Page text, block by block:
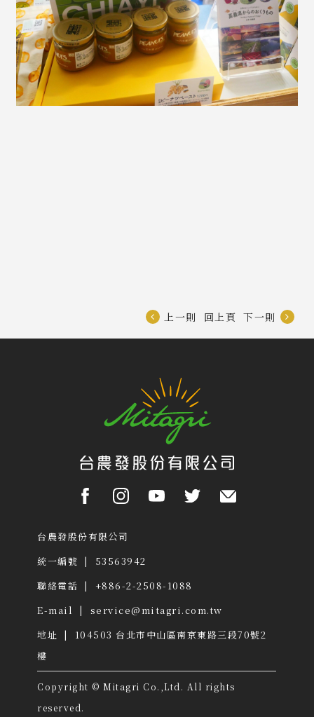
上一則 回上頁 下一則
台農發股份有限公司
統一編號 | 53563942
聯絡電話 | +886-2-2508-1088
E-mail | service@mitagri.com.tw
地址 | 104503 台北市中山區南京東路三段70號2
樓
Copyright © Mitagri Co.,Ltd. All rights
reserved.